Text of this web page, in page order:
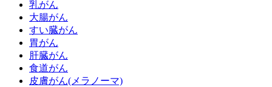
乳がん
大腸がん
すい臓がん
胃がん
肝臓がん
食道がん
皮膚がん(メラノーマ)